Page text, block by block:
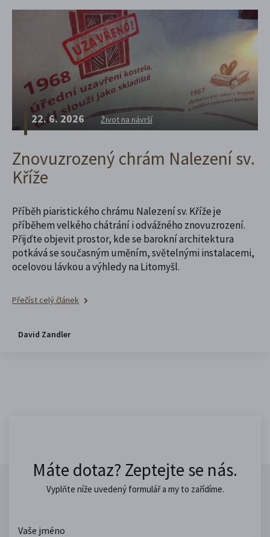
22. 6. 2026 Život na návrší
Znovuzrozený chrám Nalezení sv.
Kříže
Příběh piaristického chrámu Nalezení sv. Kříže je
příběhem velkého chátrání i odvážného znovuzrození.
Přijďte objevit prostor, kde se barokní architektura
potkává se současným uměním, světelnými instalacemi,
ocelovou lávkou a výhledy na Litomyšl.
Přečíst celý článek
David Zandler
Máte dotaz? Zeptejte se nás.
Vyplňte níže uvedený formulář a my to zařídíme.
Vaše jméno